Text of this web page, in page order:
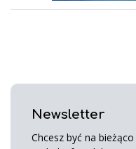
Newsletter
Chcesz być na